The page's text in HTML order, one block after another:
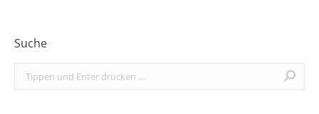
Suche
Search: